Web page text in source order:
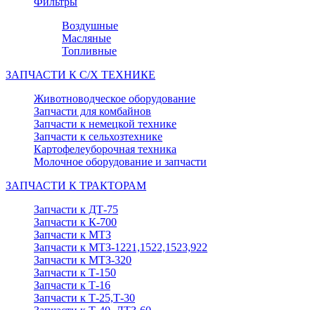
Воздушные
Масляные
Топливные
ЗАПЧАСТИ К С/Х ТЕХНИКЕ
Животноводческое оборудование
Запчасти для комбайнов
Запчасти к немецкой технике
Запчасти к сельхозтехнике
Картофелеуборочная техника
Молочное оборудование и запчасти
ЗАПЧАСТИ К ТРАКТОРАМ
Запчасти к ДТ-75
Запчасти к К-700
Запчасти к МТЗ
Запчасти к МТЗ-1221,1522,1523,922
Запчасти к МТЗ-320
Запчасти к Т-150
Запчасти к Т-16
Запчасти к Т-25,Т-30